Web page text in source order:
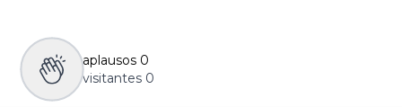
aplausos 0
visitantes 0